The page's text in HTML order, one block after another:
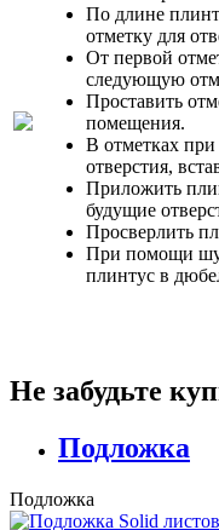
По длине
отметку для
От первой
следующую
Проставить
помещения.
В отметках
отверстия,
Приложить
будущие
Просверлить
При помощи
плинтус в
Не забудьте
Подложка
Подложка